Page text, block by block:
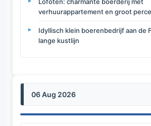
verhuurappartement en groot
Idyllisch klein boerenbedrijf aan de
lange kustlijn
06 Aug 2026